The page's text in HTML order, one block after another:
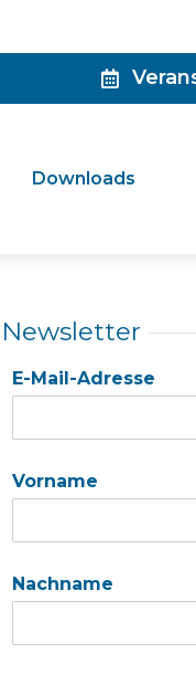
Downloads
Newsletter
E-Mail-Adresse
Vorname
Nachname